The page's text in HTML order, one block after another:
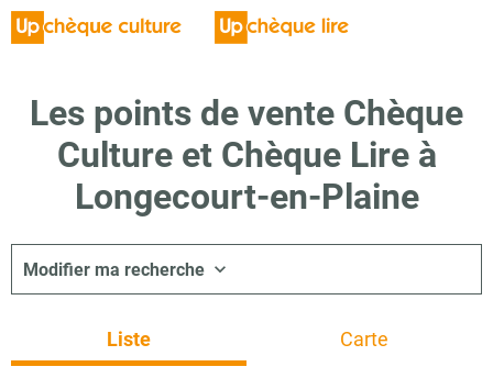
Les points de vente Chèque
Culture et Chèque Lire à
Longecourt-en-Plaine
Modifier ma recherche
Liste Carte